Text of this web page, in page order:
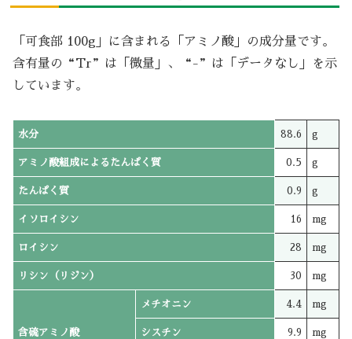
「可食部 100g」に含まれる「アミノ酸」の成分量です。
含有量の“Tr”は「微量」、“-”は「データなし」を示
しています。
水分 88.6 g
アミノ酸組成によるたんぱく質 0.5 g
たんぱく質 0.9 g
イソロイシン 16 mg
ロイシン 28 mg
リシン（リジン） 30 mg
含硫アミノ酸
メチオニン 4.4 mg
シスチン 9.9 mg